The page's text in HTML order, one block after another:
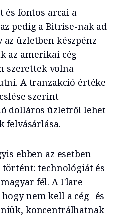
és fontos arcai a
pedig a Bitrise-nak ad
üzletben készpénz
az amerikai cég
szerettek volna
A tranzakció értéke
szerint
dolláros üzletről lehet
felvásárlása.
ebben az esetben
technológiát és
fél. A Flare
nem kell a cég- és
koncentrálhatnak